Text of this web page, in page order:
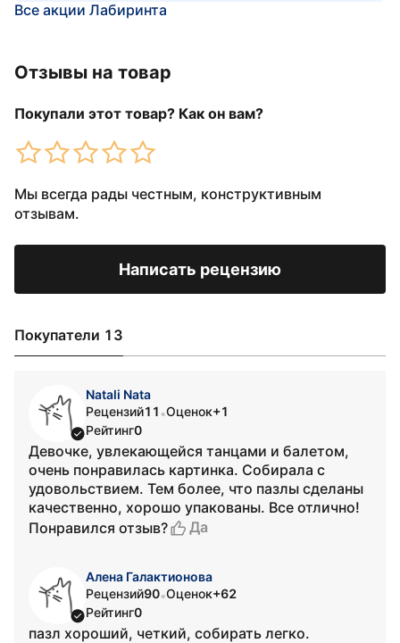
Все акции Лабиринта
Отзывы на товар
Покупали этот товар? Как он вам?
Мы всегда рады честным, конструктивным
отзывам.
Написать рецензию
Покупатели 13
Natali Nata
Рецензий11 •Оценок+1
Рейтинг0
Девочке, увлекающейся танцами и балетом,
очень понравилась картинка. Собирала с
удовольствием. Тем более, что пазлы сделаны
качественно, хорошо упакованы. Все отлично!
Понравился отзыв?
Да
Алена Галактионова
Рецензий90•Оценок+62
Рейтинг0
пазл хороший, четкий, собирать легко.